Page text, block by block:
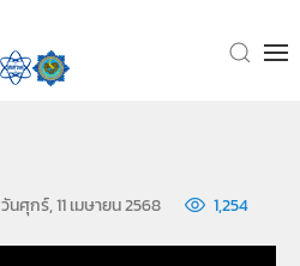
วันศุกร์, 11 เมษายน 2568 1,254